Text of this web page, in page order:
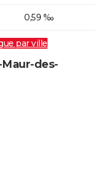
0,59 ‰
par ville
des-